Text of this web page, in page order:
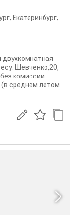
, Екатеринбург,
двухкомнатная
Шевченко,20,
комиссии.
среднем летом